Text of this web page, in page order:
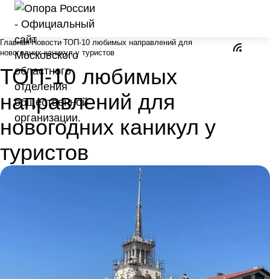
Главная Новости ТОП-10 любимых направлений для
новогодних каникул у туристов
ТОП-10 любимых
направлений для
новогодних каникул у
туристов